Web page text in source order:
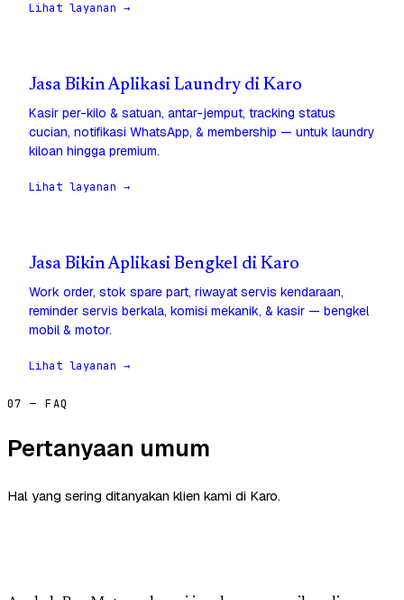
Lihat layanan →
Jasa Bikin Aplikasi Laundry di Karo
Kasir per-kilo & satuan, antar-jemput, tracking status
cucian, notifikasi WhatsApp, & membership — untuk laundry
kiloan hingga premium.
Lihat layanan →
Jasa Bikin Aplikasi Bengkel di Karo
Work order, stok spare part, riwayat servis kendaraan,
reminder servis berkala, komisi mekanik, & kasir — bengkel
mobil & motor.
Lihat layanan →
07 — FAQ
Pertanyaan umum
Hal yang sering ditanyakan klien kami di Karo.